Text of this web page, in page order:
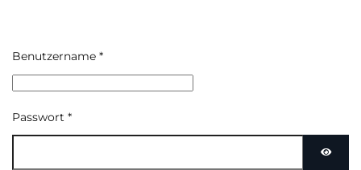
Benutzername *
Passwort *